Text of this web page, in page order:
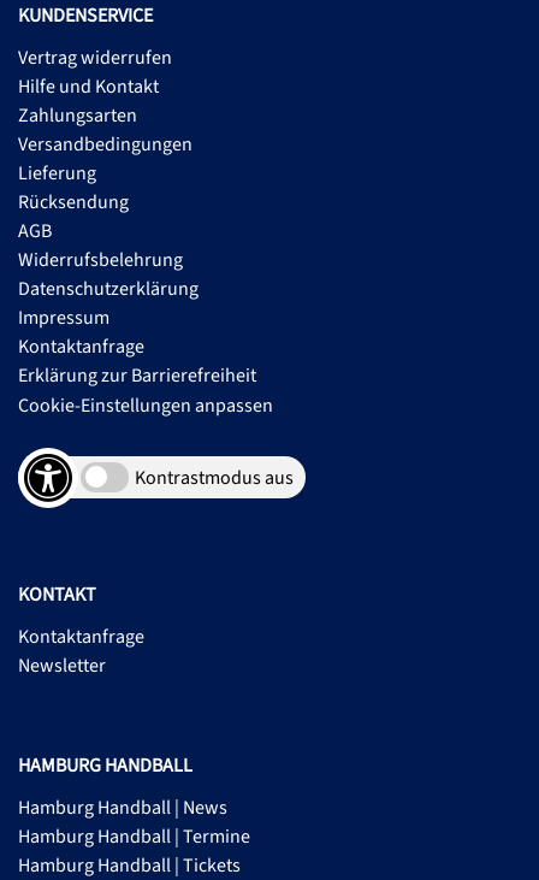
KUNDENSERVICE
Vertrag widerrufen
Hilfe und Kontakt
Zahlungsarten
Versandbedingungen
Lieferung
Rücksendung
AGB
Widerrufsbelehrung
Datenschutzerklärung
Impressum
Kontaktanfrage
Erklärung zur Barrierefreiheit
Cookie-Einstellungen anpassen
Kontrastmodus aus
KONTAKT
Kontaktanfrage
Newsletter
HAMBURG HANDBALL
Hamburg Handball | News
Hamburg Handball | Termine
Hamburg Handball | Tickets